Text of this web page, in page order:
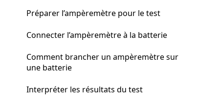
Préparer l’ampèremètre pour le test
Connecter l’ampèremètre à la batterie
Comment brancher un ampèremètre sur
une batterie
Interpréter les résultats du test